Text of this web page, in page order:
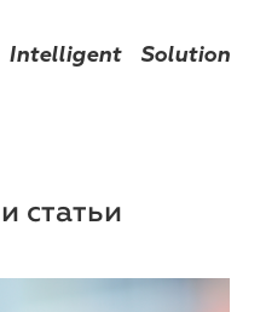
Intelligent Solution
статьи